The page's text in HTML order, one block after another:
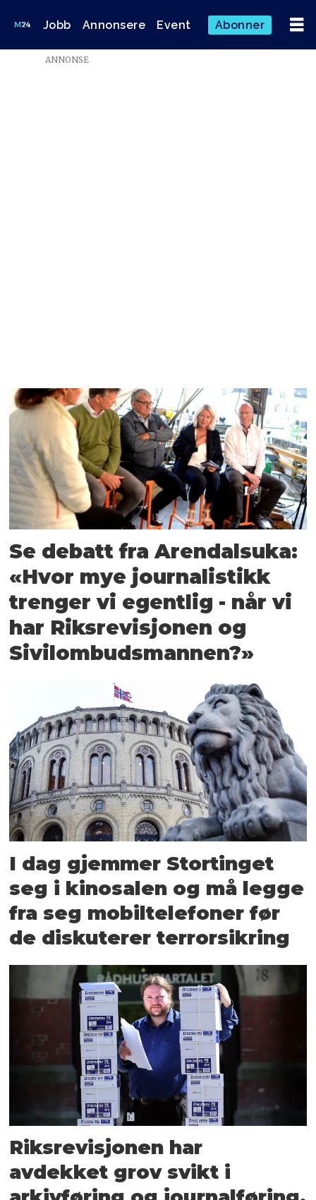
Jobb Annonsere Event Abonner
Emne:
ANNONSE
Se debatt fra Arendalsuka:
«Hvor mye journalistikk
trenger vi egentlig - når vi
har Riksrevisjonen og
Sivilombudsmannen?»
I dag gjemmer Stortinget
seg i kinosalen og må legge
fra seg mobiltelefoner før
de diskuterer terrorsikring
Riksrevisjonen har
avdekket grov svikt i